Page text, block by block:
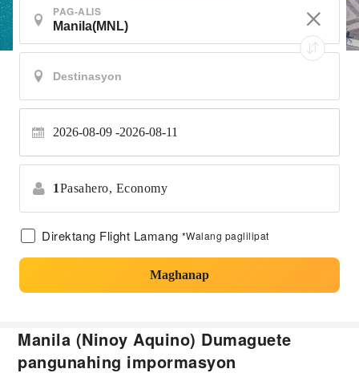
PAG-ALIS
2026-08-09 2026-08-11
1Pasahero, Economy
Direktang Flight Lamang *Walang paglilipat
Maghanap
Manila (Ninoy Aquino) Dumaguete
pangunahing impormasyon